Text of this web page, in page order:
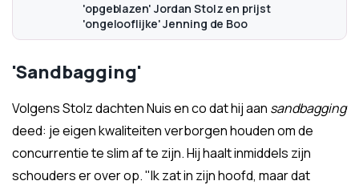
'opgeblazen' Jordan Stolz en prijst
'ongelooflijke' Jenning de Boo
'Sandbagging'
Volgens Stolz dachten Nuis en co dat hij aan sandbagging
deed: je eigen kwaliteiten verborgen houden om de
concurrentie te slim af te zijn. Hij haalt inmiddels zijn
schouders er over op. "Ik zat in zijn hoofd, maar dat